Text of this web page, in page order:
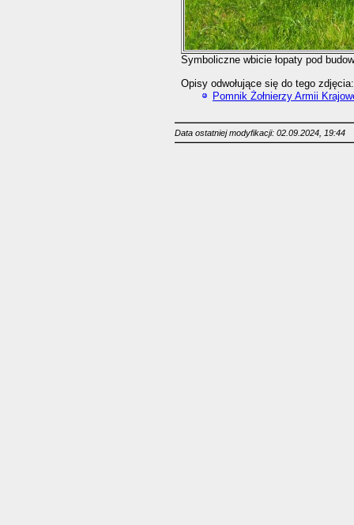
Symboliczne wbicie łopaty pod
Opisy odwołujące się do tego zdjęcia:
Pomnik Żołnierzy Armii
Data ostatniej modyfikacji: 02.09.2024, 19:44